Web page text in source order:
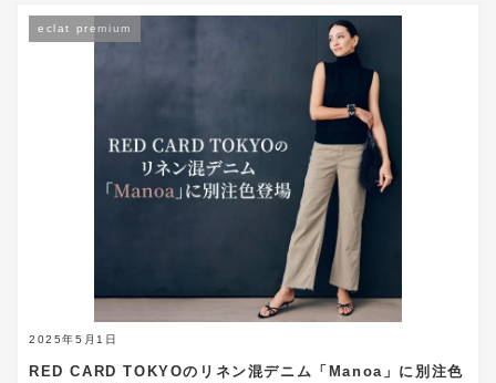
2025年5月1日
eclat premium
RED CARD TOKYOのリネン混デニム「Manoa」に別注色